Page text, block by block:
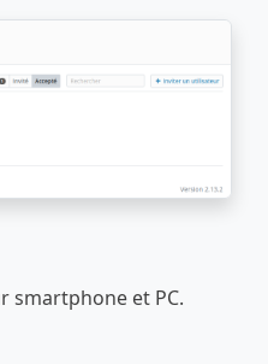
smartphone et PC.